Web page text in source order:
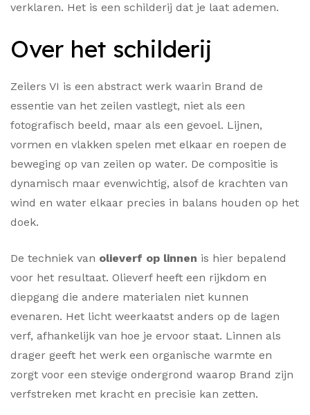
verklaren. Het is een schilderij dat je laat ademen.
Over het schilderij
Zeilers VI is een abstract werk waarin Brand de
essentie van het zeilen vastlegt, niet als een
fotografisch beeld, maar als een gevoel. Lijnen,
vormen en vlakken spelen met elkaar en roepen de
beweging op van zeilen op water. De compositie is
dynamisch maar evenwichtig, alsof de krachten van
wind en water elkaar precies in balans houden op het
doek.
De techniek van olieverf op linnen is hier bepalend
voor het resultaat. Olieverf heeft een rijkdom en
diepgang die andere materialen niet kunnen
evenaren. Het licht weerkaatst anders op de lagen
verf, afhankelijk van hoe je ervoor staat. Linnen als
drager geeft het werk een organische warmte en
zorgt voor een stevige ondergrond waarop Brand zijn
verfstreken met kracht en precisie kan zetten.